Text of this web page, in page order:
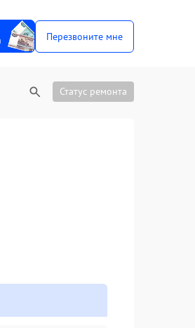
Перезвоните мне
Статус ремонта